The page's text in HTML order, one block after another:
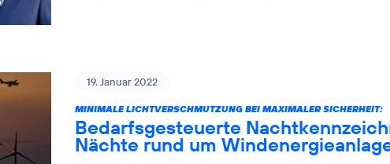
19. Januar 2022
MINIMALE LICHTVERSCHMUTZUNG BEI MAXIMALER SICHERHEIT:
Bedarfsgesteuerte
Nächte rund um